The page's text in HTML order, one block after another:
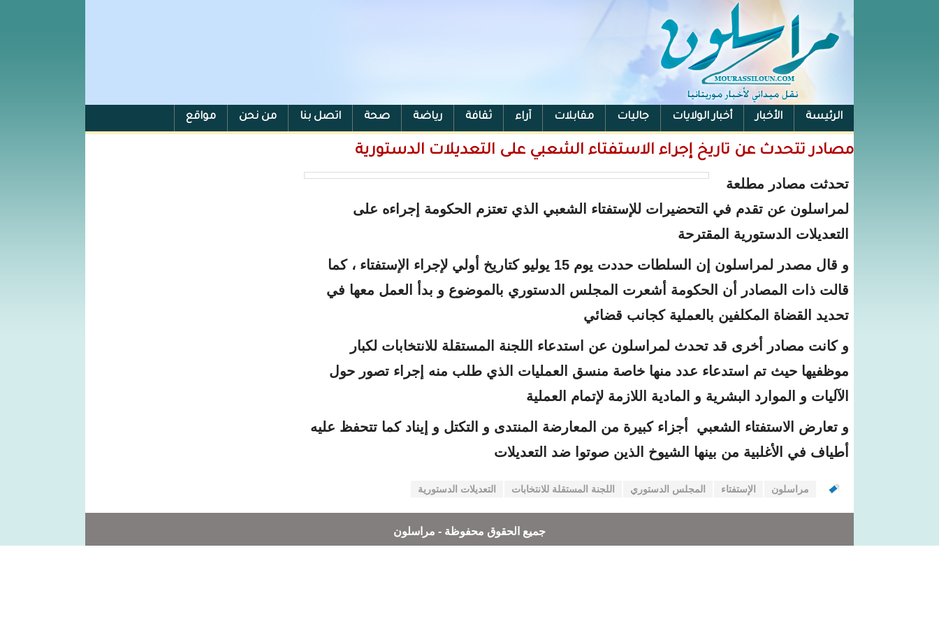
الرئيسة الأخبار أخبار الولايات جاليات مقابلات آراء ثقافة رياضة صحة اتصل بنا من نحن مواقع
مصادر تتحدث عن تاريخ إجراء الاستفتاء الشعبي على التعديلات الدستورية
تحدثت مصادر مطلعة
لمراسلون عن تقدم في التحضيرات للإستفتاء الشعبي الذي تعتزم الحكومة إجراءه على
التعديلات الدستورية المقترحة
و قال مصدر لمراسلون إن السلطات حددت يوم 15 يوليو كتاريخ أولي لإجراء الإستفتاء ، كما
قالت ذات المصادر أن الحكومة أشعرت المجلس الدستوري بالموضوع و بدأ العمل معها في
تحديد القضاة المكلفين بالعملية كجانب قضائي
و كانت مصادر أخرى قد تحدث لمراسلون عن استدعاء اللجنة المستقلة للانتخابات لكبار
موظفيها حيث تم استدعاء عدد منها خاصة منسق العمليات الذي طلب منه إجراء تصور حول
الآليات و الموارد البشرية و المادية اللازمة لإتمام العملية
و تعارض الاستفتاء الشعبي أجزاء كبيرة من المعارضة المنتدى و التكتل و إيناد كما تتحفظ عليه
أطياف في الأغلبية من بينها الشيوخ الذين صوتوا ضد التعديلات
مراسلون الإستفتاء المجلس الدستوري اللجنة المستقلة للانتخابات التعديلات الدستورية
جميع الحقوق محفوظة - مراسلون